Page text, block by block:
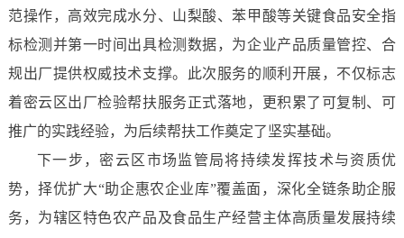
范操作，高效完成水分、山梨酸、苯甲酸等关键食品安全指
标检测并第一时间出具检测数据，为企业产品质量管控、合
规出厂提供权威技术支撑。此次服务的顺利开展，不仅标志
着密云区出厂检验帮扶服务正式落地，更积累了可复制、可
推广的实践经验，为后续帮扶工作奠定了坚实基础。
下一步，密云区市场监管局将持续发挥技术与资质优
势，择优扩大“助企惠农企业库”覆盖面，深化全链条助企服
务，为辖区特色农产品及食品生产经营主体高质量发展持续